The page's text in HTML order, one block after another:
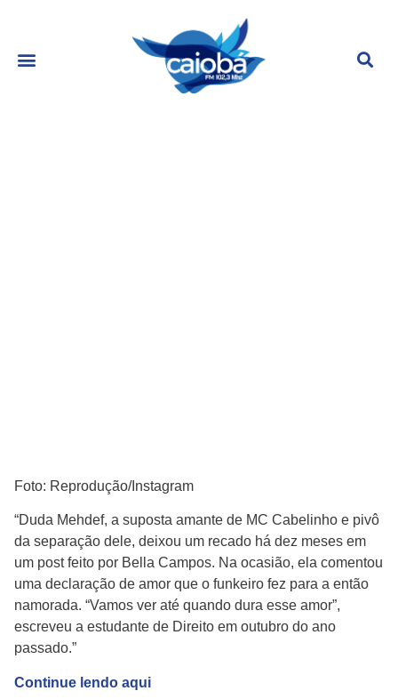
Foto: Reprodução/Instagram
“Duda Mehdef, a suposta amante de MC Cabelinho e pivô
da separação dele, deixou um recado há dez meses em
um post feito por Bella Campos. Na ocasião, ela comentou
uma declaração de amor que o funkeiro fez para a então
namorada. “Vamos ver até quando dura esse amor”,
escreveu a estudante de Direito em outubro do ano
passado.”
Continue lendo aqui